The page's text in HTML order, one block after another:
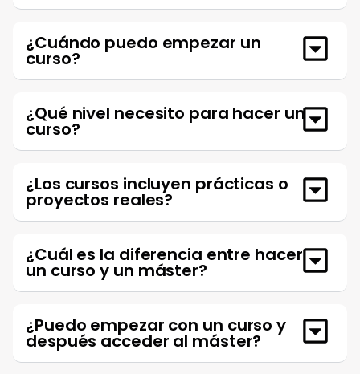
¿Cuándo puedo empezar un
curso?
¿Qué nivel necesito para hacer un
curso?
¿Los cursos incluyen prácticas o
proyectos reales?
¿Cuál es la diferencia entre hacer
un curso y un máster?
¿Puedo empezar con un curso y
después acceder al máster?